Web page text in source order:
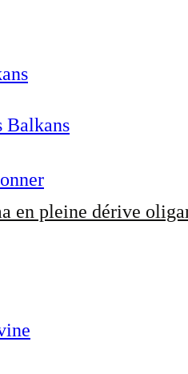
Balkans
en pleine dérive